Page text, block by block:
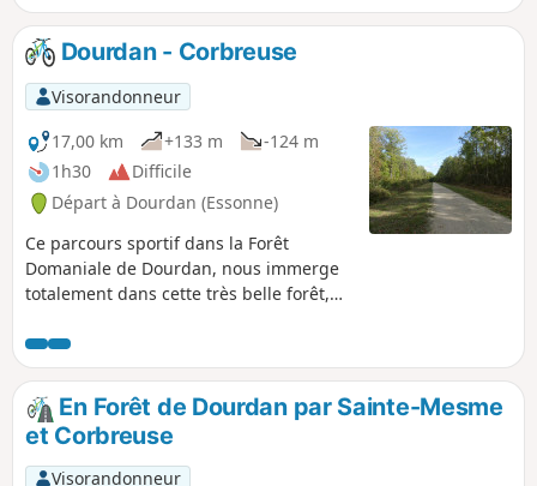
remplacés par des pins. La légende de
Sainte-Mesme et le patrimoine médiéval de
Dourdan.
Dourdan - Corbreuse
Visorandonneur
17,00 km
+133 m
-124 m
1h30
Difficile
Départ à Dourdan (Essonne)
Ce parcours sportif dans la Forêt
Domaniale de Dourdan, nous immerge
totalement dans cette très belle forêt,
Dourdan.
En Forêt de Dourdan par Sainte-Mesme
et Corbreuse
Visorandonneur